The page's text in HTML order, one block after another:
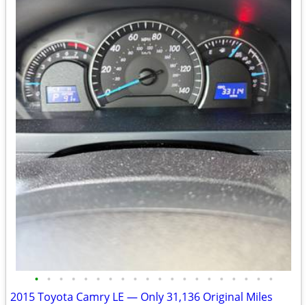
• • • • • • • • • • • • • • • • • • • •
2015 Toyota Camry LE — Only 31,136 Original Miles